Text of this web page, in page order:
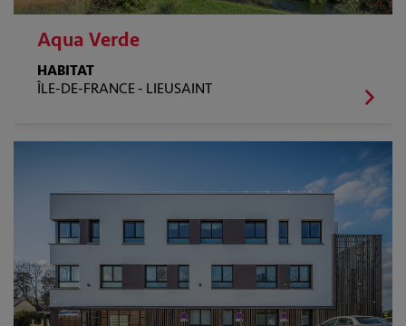
Aqua Verde
HABITAT
ÎLE-DE-FRANCE - LIEUSAINT